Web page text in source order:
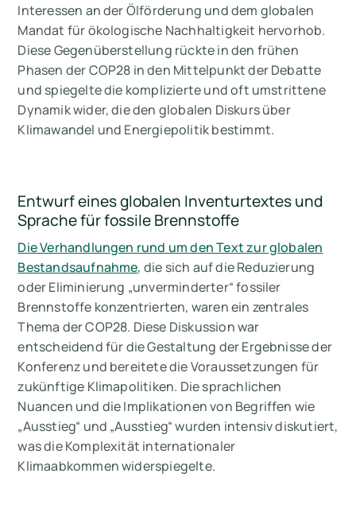
Interessen an der Ölförderung und dem globalen
Mandat für ökologische Nachhaltigkeit hervorhob.
Diese Gegenüberstellung rückte in den frühen
Phasen der COP28 in den Mittelpunkt der Debatte
und spiegelte die komplizierte und oft umstrittene
Dynamik wider, die den globalen Diskurs über
Klimawandel und Energiepolitik bestimmt.
Entwurf eines globalen Inventurtextes und
Sprache für fossile Brennstoffe
Die Verhandlungen rund um den Text zur globalen
Bestandsaufnahme, die sich auf die Reduzierung
oder Eliminierung „unverminderter“ fossiler
Brennstoffe konzentrierten, waren ein zentrales
Thema der COP28. Diese Diskussion war
entscheidend für die Gestaltung der Ergebnisse der
Konferenz und bereitete die Voraussetzungen für
zukünftige Klimapolitiken. Die sprachlichen
Nuancen und die Implikationen von Begriffen wie
„Ausstieg“ und „Ausstieg“ wurden intensiv diskutiert,
was die Komplexität internationaler
Klimaabkommen widerspiegelte.